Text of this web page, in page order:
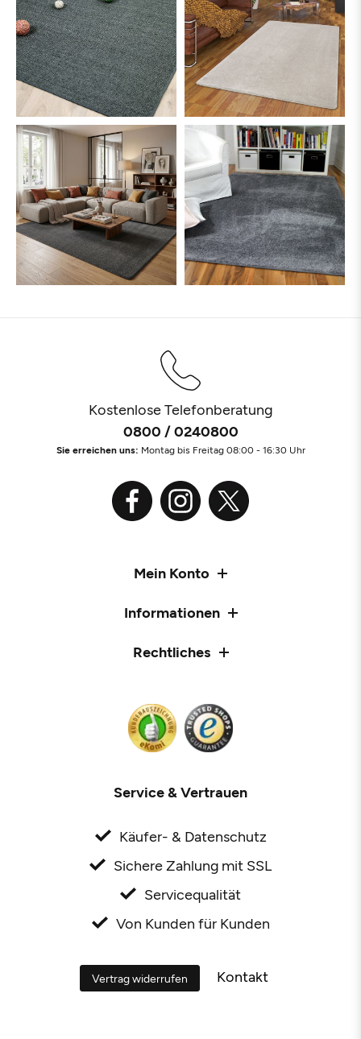
Kostenlose Telefonberatung
0800 / 0240800
Sie erreichen uns: Montag bis Freitag 08:00 - 16:30 Uhr
Mein Konto
Informationen
Rechtliches
Service & Vertrauen
Käufer- & Datenschutz
Sichere Zahlung mit SSL
Servicequalität
Von Kunden für Kunden
Vertrag widerrufen Kontakt